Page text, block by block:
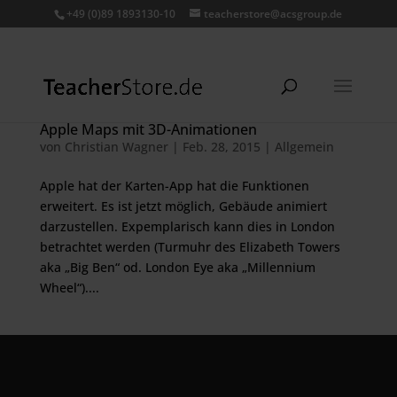
+49 (0)89 1893130-10 teacherstore@acsgroup.de
Apple Maps mit 3D-Animationen
von Christian Wagner | Feb. 28, 2015 | Allgemein
Apple hat der Karten-App hat die Funktionen
erweitert. Es ist jetzt möglich, Gebäude animiert
darzustellen. Expemplarisch kann dies in London
betrachtet werden (Turmuhr des Elizabeth Towers
aka „Big Ben“ od. London Eye aka „Millennium
Wheel“)....